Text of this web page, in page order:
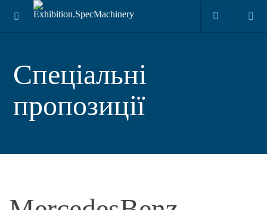
Спеціальні
пропозиції